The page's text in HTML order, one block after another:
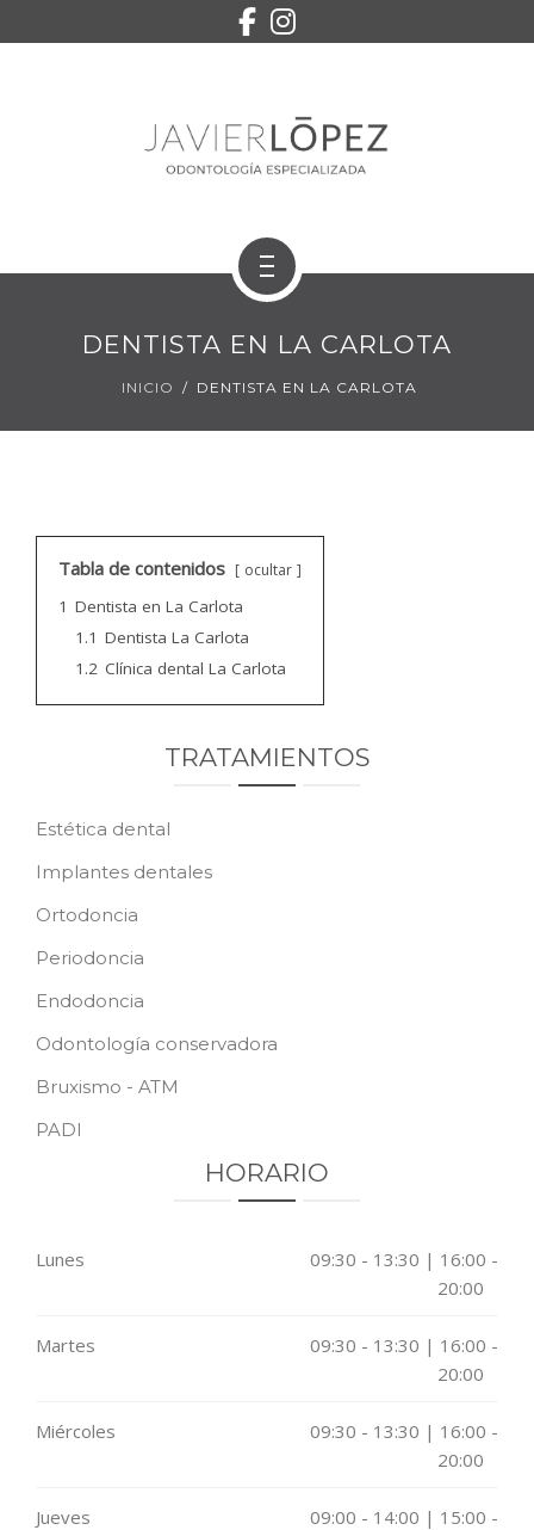
CONTACTO
DENTISTA EN LA CARLOTA
INICIO DENTISTA EN LA CARLOTA
Tabla de contenidos ocultar
1 Dentista en La Carlota
1.1 Dentista La Carlota
1.2 Clínica dental La Carlota
TRATAMIENTOS
Estética dental
Implantes dentales
Ortodoncia
Periodoncia
Endodoncia
Odontología conservadora
Bruxismo - ATM
PADI
HORARIO
Lunes
09:30 - 13:30 | 16:00 -
20:00
Martes
09:30 - 13:30 | 16:00 -
20:00
Miércoles
09:30 - 13:30 | 16:00 -
20:00
Jueves
09:00 - 14:00 | 15:00 -